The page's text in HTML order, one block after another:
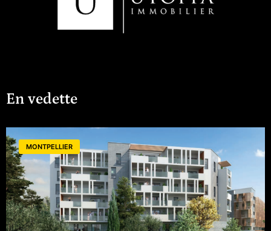
En vedette
MONTPELLIER